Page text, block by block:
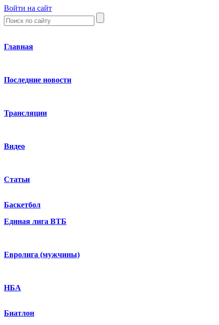
Войти на сайт
Главная
Последние новости
Трансляции
Видео
Статьи
Баскетбол
Единая лига ВТБ
Евролига (мужчины)
НБА
Биатлон